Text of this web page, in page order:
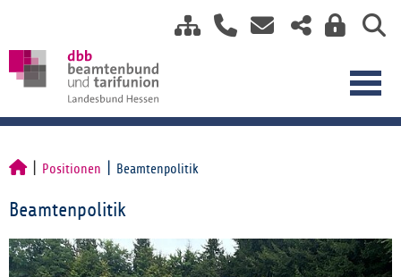
Positionen Beamtenpolitik
Beamtenpolitik